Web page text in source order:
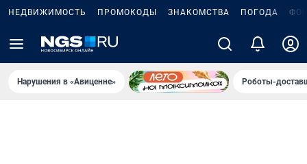
НЕДВИЖИМОСТЬ ПРОМОКОДЫ ЗНАКОМСТВА ПОГОДА
Нарушения в «Авиценне» Роботы-